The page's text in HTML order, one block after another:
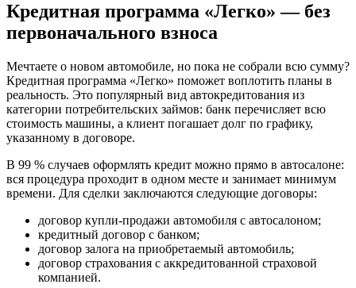
Кредитная программа «Легко» — без
первоначального взноса
Мечтаете о новом автомобиле, но пока не собрали всю сумму?
Кредитная программа «Легко» поможет воплотить планы в
реальность. Это популярный вид автокредитования из
категории потребительских займов: банк перечисляет всю
стоимость машины, а клиент погашает долг по графику,
указанному в договоре.
В 99 % случаев оформлять кредит можно прямо в автосалоне:
вся процедура проходит в одном месте и занимает минимум
времени. Для сделки заключаются следующие договоры:
договор купли-продажи автомобиля с автосалоном;
кредитный договор с банком;
договор залога на приобретаемый автомобиль;
договор страхования с аккредитованной страховой
компанией.